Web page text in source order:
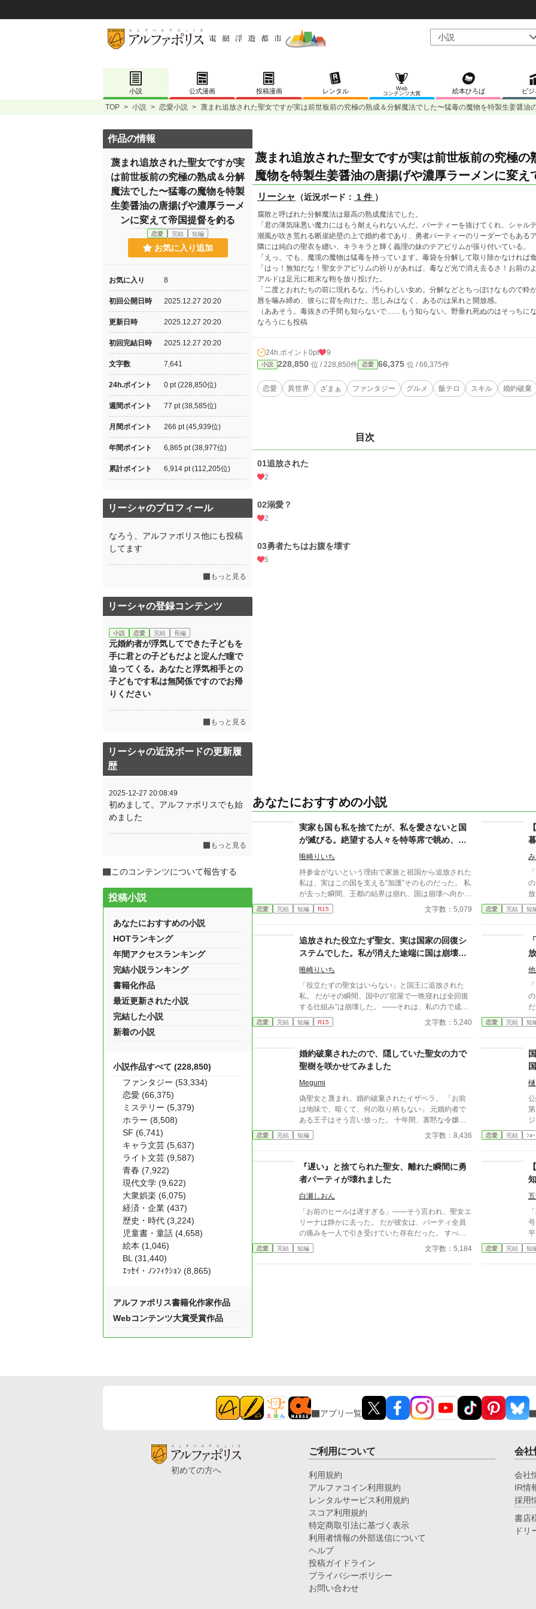
小説 公式漫画 投稿漫画 レンタル
Web
コンテンツ大賞
絵本ひろば ビジ
TOP > 小説 > 恋愛小説 > 蔑まれ追放された聖女ですが実は前世板前の究極の熟成＆分解魔法でした〜猛毒の魔物を特製生姜醤油
蔑まれ追放された聖女ですが実は前世板前の究極
魔物を特製生姜醤油の唐揚げや濃厚ラーメンに変え
リーシャ （近況ボード： 1 件 ）
腐敗と呼ばれた分解魔法は最高の熟成魔法でした。
「君の薄気味悪い魔力にはもう耐えられないんだ。パーティーを抜けてくれ、シャルデ
潮風が吹き荒れる断崖絶壁の上で婚約者であり、勇者パーティーのリーダーでもある
隣には純白の聖衣を纏い、キラキラと輝く義理の妹のテアビリムが張り付いている。
「えっ、でも、魔境の魔物は猛毒を持っています。毒袋を分解して取り除かなければ
「はっ！無知だな！聖女テアビリムの祈りがあれば、毒など光で消え去るさ！お前の
アルドは足元に粗末な鞄を放り投げた。
「二度とおれたちの前に現れるな。汚らわしい女め。分解などとちっぽけなもので粋が
唇を噛み締め、彼らに背を向けた。悲しみはなく、あるのは呆れと開放感。
（ああそう。毒抜きの手間も知らないで……もう知らない。野垂れ死ぬのはそっちにな
なろうにも投稿
24h.ポイント 0pt 9
小説 228,850 位 / 228,850件 恋愛 66,375 位 / 66,375件
恋愛 異世界 ざまぁ ファンタジー グルメ 飯テロ スキル 婚約破棄
目次
01追放された
2
02溺愛？
2
03勇者たちはお腹を壊す
5
あなたにおすすめの小説
実家も国も私を捨てたが、私を愛さないと国
が滅びる。絶望する人々を特等席で眺め、冷
徹な王子の腕の中で思考停止する。
唯崎りいち
持参金がないという理由で家族と祖国から追放された
私は、実はこの国を支える“加護”そのものだった。 私
が去った瞬間、王都の結界は崩れ、国は崩壊へ向かい
始める。 そんな私を拾ったのは、冷徹と噂される隣
国の王子。 「やっと見つけた。お前は俺のものだ」
に、彼の腕の中で溺愛されていた。
恋愛 完結 短編 R15 文字数：5,079 恋愛 完結 短
追放された役立たず聖女、実は国家の回復シ
ステムでした。私が消えた途端に国は崩壊、
今さら泣いても戻りません。元勇者の魔王様
唯崎りいち
「役立たずの聖女はいらない」と国王に追放された
私。 だがその瞬間、国中の“宿屋で一晩寝れば全回復
する仕組み”は崩壊した。 ――それは、私の力で成り
立っていたから。 混乱する人間たちをよそに、私は
元勇者だった魔王様に連れ去られる。 魔王様はかつ
物を守るために魔王となった存在だった。 そして私
は気づく。 自分の力は、一人を癒すだけでなく――
世界そのものを支えていたのだと。 やがて回復手段
を失った勇者たちは崩壊し、 国王は失脚、国は混乱
に陥る。 それでも私は戻らない。 「君は俺のもの
だ。一生手放さない」 元勇者の魔王様に囲われ、甘
やかされ、溺愛されながら、 私は魔王城で幸せに暮
らしています。 今さら「帰ってきて」と言われて
も、もう遅いのです。
恋愛 完結 短編 R15 文字数：5,240
だ。 彼女にだけ見えていた
い糸が。 妄
元
能
り立
都
仕事
恋愛 完結 短
婚約破棄されたので、隠していた聖女の力で
聖樹を咲かせてみました
Megumi
偽聖女と蔑まれ、婚約破棄されたイザベラ。 「お前
は地味で、暗くて、何の取り柄もない」 元婚約者で
ある王子はそう言い放った。 十年間、寡黙な令嬢を
演じ続けた彼女。 その沈黙には、理由があった。 そ
の夜、王都を照らす奇跡の光。 枯れた聖樹が満開に
と——
恋愛 完結 短編 文字数：8,436 恋愛 完結 ｼｮ
『遅い』と捨てられた聖女、離れた瞬間に勇
者パーティが壊れました
白瀬しおん
「お前のヒールは遅すぎる」――そう言われ、聖女エ
リーナは静かに去った。 だが彼女は、パーティ全員
の痛みを一人で引き受けていた存在だった。 すべて
を手放した彼女が出会ったのは、暴走する魔力を抱え
た公爵。 これは、“必要とされること”しか知らなかっ
恋愛 完結 短編 文字数：5,184
号
恋愛 完結 短
作品の情報
蔑まれ追放された聖女ですが実
は前世板前の究極の熟成＆分解
魔法でした〜猛毒の魔物を特製
生姜醤油の唐揚げや濃厚ラーメ
ンに変えて帝国提督を釣る
恋愛 完結 短編
お気に入り追加
お気に入り 8
初回公開日時 2025.12.27 20:20
更新日時 2025.12.27 20:20
初回完結日時 2025.12.27 20:20
文字数 7,641
24h.ポイント 0 pt (228,850位)
週間ポイント 77 pt (38,585位)
月間ポイント 266 pt (45,939位)
年間ポイント 6,865 pt (38,977位)
累計ポイント 6,914 pt (112,205位)
リーシャのプロフィール
なろう、アルファポリス他にも投稿
してます
もっと見る
リーシャの登録コンテンツ
小説 恋愛 完結 長編
元婚約者が浮気してできた子どもを
手に君との子どもだよと淀んだ瞳で
迫ってくる。あなたと浮気相手との
子どもです私は無関係ですのでお帰
りください
もっと見る
リーシャの近況ボードの更新履
歴
2025-12-27 20:08:49
初めまして。アルファポリスでも始
めました
もっと見る
このコンテンツについて報告する
投稿小説
あなたにおすすめの小説
HOTランキング
年間アクセスランキング
完結小説ランキング
書籍化作品
最近更新された小説
完結した小説
新着の小説
小説作品すべて (228,850)
ファンタジー (53,334)
恋愛 (66,375)
ミステリー (5,379)
ホラー (8,508)
SF (6,741)
キャラ文芸 (5,637)
ライト文芸 (9,587)
青春 (7,922)
現代文学 (9,622)
大衆娯楽 (6,075)
経済・企業 (437)
歴史・時代 (3,224)
児童書・童話 (4,658)
絵本 (1,046)
BL (31,440)
ｴｯｾｲ・ﾉﾝﾌｨｸｼｮﾝ (8,865)
アルファポリス書籍化作家作品
Webコンテンツ大賞受賞作品
アプリ一覧
初めての方へ
ご利用について
利用規約
アルファコイン利用規約
レンタルサービス利用規約
スコア利用規約
特定商取引法に基づく表示
利用者情報の外部送信について
ヘルプ
投稿ガイドライン
プライバシーポリシー
お問い合わせ
会社
会社
IR情
採用
書店
ドリ